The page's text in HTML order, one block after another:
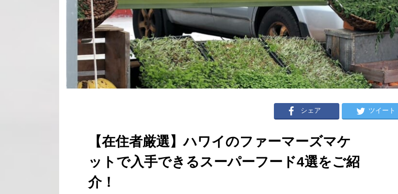
シェア ツイート
【在住者厳選】ハワイのファーマーズマケ
ットで入手できるスーパーフード4選をご紹
介！